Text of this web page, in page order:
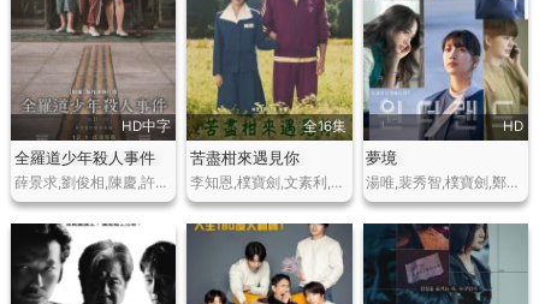
HD中字
全羅道少年殺人事件
薛景求,劉俊相,陳慶,許成泰,廉惠蘭,金東英,劉洙彬
全16集
苦盡柑來遇見你
李知恩,樸寶劍,文素利,樸解浚,金宣虎,吳正世,廉惠蘭
HD
夢境
湯唯,裴秀智,樸寶劍,鄭有美,崔宇植,孔劉,鮑起靜